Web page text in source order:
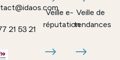
21 53 21
Veille e-
réputation
Veille de
tendances